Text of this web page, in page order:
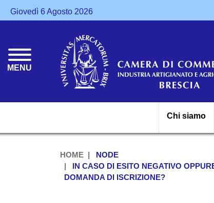
Giovedì 6 Agosto 2026
MENU
Chi siamo
HOME
NODE
IN CASO DI ESITO NEGATIVO
DOMANDA DI ISCRIZIONE?